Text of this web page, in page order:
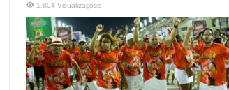
1,804 Visualizaçoes